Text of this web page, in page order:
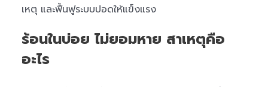
เหตุ และฟื้นฟูระบบปอดให้แข็งแรง
ร้อนในบ่อย ไม่ยอมหาย สาเหตุคือ
อะไร